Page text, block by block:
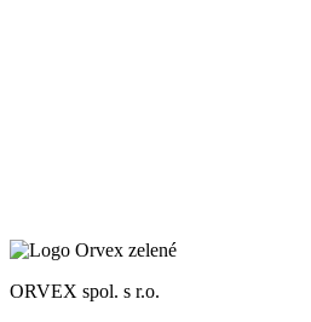
ORVEX spol. s r.o.